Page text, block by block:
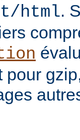
html.
pour